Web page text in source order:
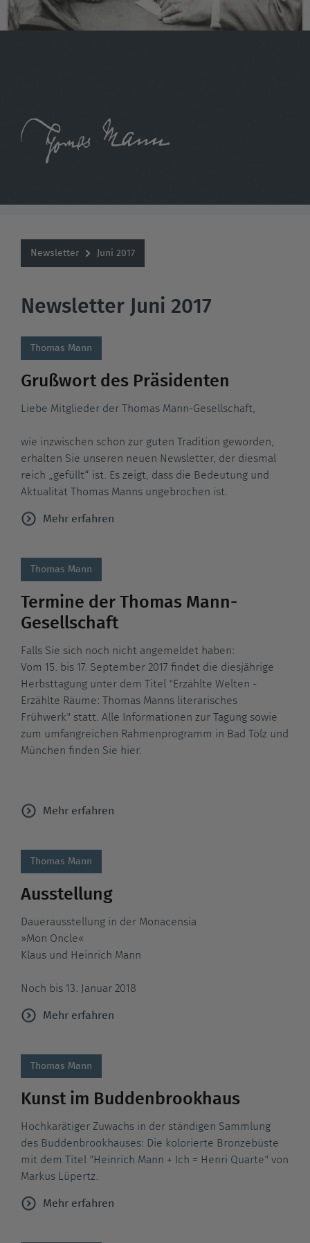
Newsletter Juni 2017
Newsletter Juni 2017
Thomas Mann
Grußwort des Präsidenten
Liebe Mitglieder der Thomas Mann-Gesellschaft,
wie inzwischen schon zur guten Tradition geworden,
erhalten Sie unseren neuen Newsletter, der diesmal
reich „gefüllt“ ist. Es zeigt, dass die Bedeutung und
Aktualität Thomas Manns ungebrochen ist.
Mehr erfahren
Thomas Mann
Termine der Thomas Mann-
Gesellschaft
Falls Sie sich noch nicht angemeldet haben:
Vom 15. bis 17. September 2017 findet die diesjährige
Herbsttagung unter dem Titel "Erzählte Welten -
Erzählte Räume: Thomas Manns literarisches
Frühwerk" statt. Alle Informationen zur Tagung sowie
zum umfangreichen Rahmenprogramm in Bad Tölz und
München finden Sie hier.
Mehr erfahren
Thomas Mann
Ausstellung
Dauerausstellung in der Monacensia
»Mon Oncle«
Klaus und Heinrich Mann
Noch bis 13. Januar 2018
Mehr erfahren
Thomas Mann
Kunst im Buddenbrookhaus
Hochkarätiger Zuwachs in der ständigen Sammlung
des Buddenbrookhauses: Die kolorierte Bronzebüste
mit dem Titel "Heinrich Mann + Ich = Henri Quarte" von
Markus Lüpertz.
Mehr erfahren